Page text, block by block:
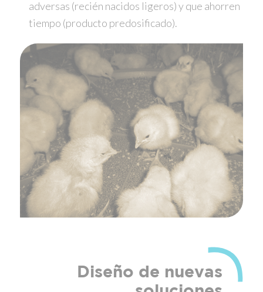
adversas (recién nacidos ligeros) y que ahorren
tiempo (producto predosificado).
Diseño de nuevas